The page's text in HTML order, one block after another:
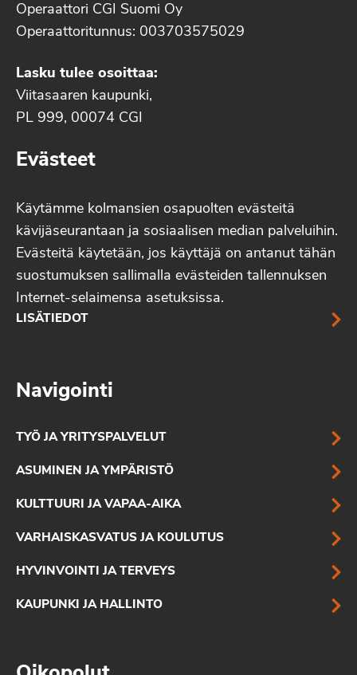
Operaattori CGI Suomi Oy
Operaattoritunnus: 003703575029
Lasku tulee osoittaa:
Viitasaaren kaupunki,
PL 999, 00074 CGI
Evästeet
Käytämme kolmansien osapuolten evästeitä
kävijäseurantaan ja sosiaalisen median palveluihin.
Evästeitä käytetään, jos käyttäjä on antanut tähän
suostumuksen sallimalla evästeiden tallennuksen
Internet-selaimensa asetuksissa.
LISÄTIEDOT
Navigointi
TYÖ JA YRITYSPALVELUT
ASUMINEN JA YMPÄRISTÖ
KULTTUURI JA VAPAA-AIKA
VARHAISKASVATUS JA KOULUTUS
HYVINVOINTI JA TERVEYS
KAUPUNKI JA HALLINTO